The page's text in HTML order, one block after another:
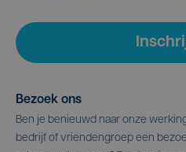
Bezoek ons
Ben je benieuwd naar onze
bedrijf of vriendengroep een